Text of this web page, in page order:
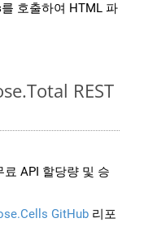
를 호출하여 HTML 파
REST
API 할당량 및 승
GitHub 리포